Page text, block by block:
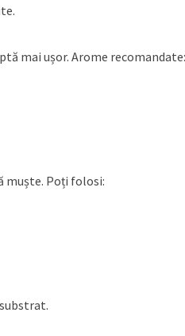
mai ușor. Arome recomandate:
muște. Poți folosi: